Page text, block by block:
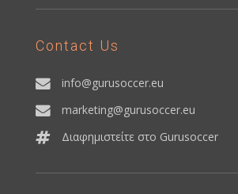
Contact Us
info@gurusoccer.eu
marketing@gurusoccer.eu
Διαφημιστείτε στο Gurusoccer